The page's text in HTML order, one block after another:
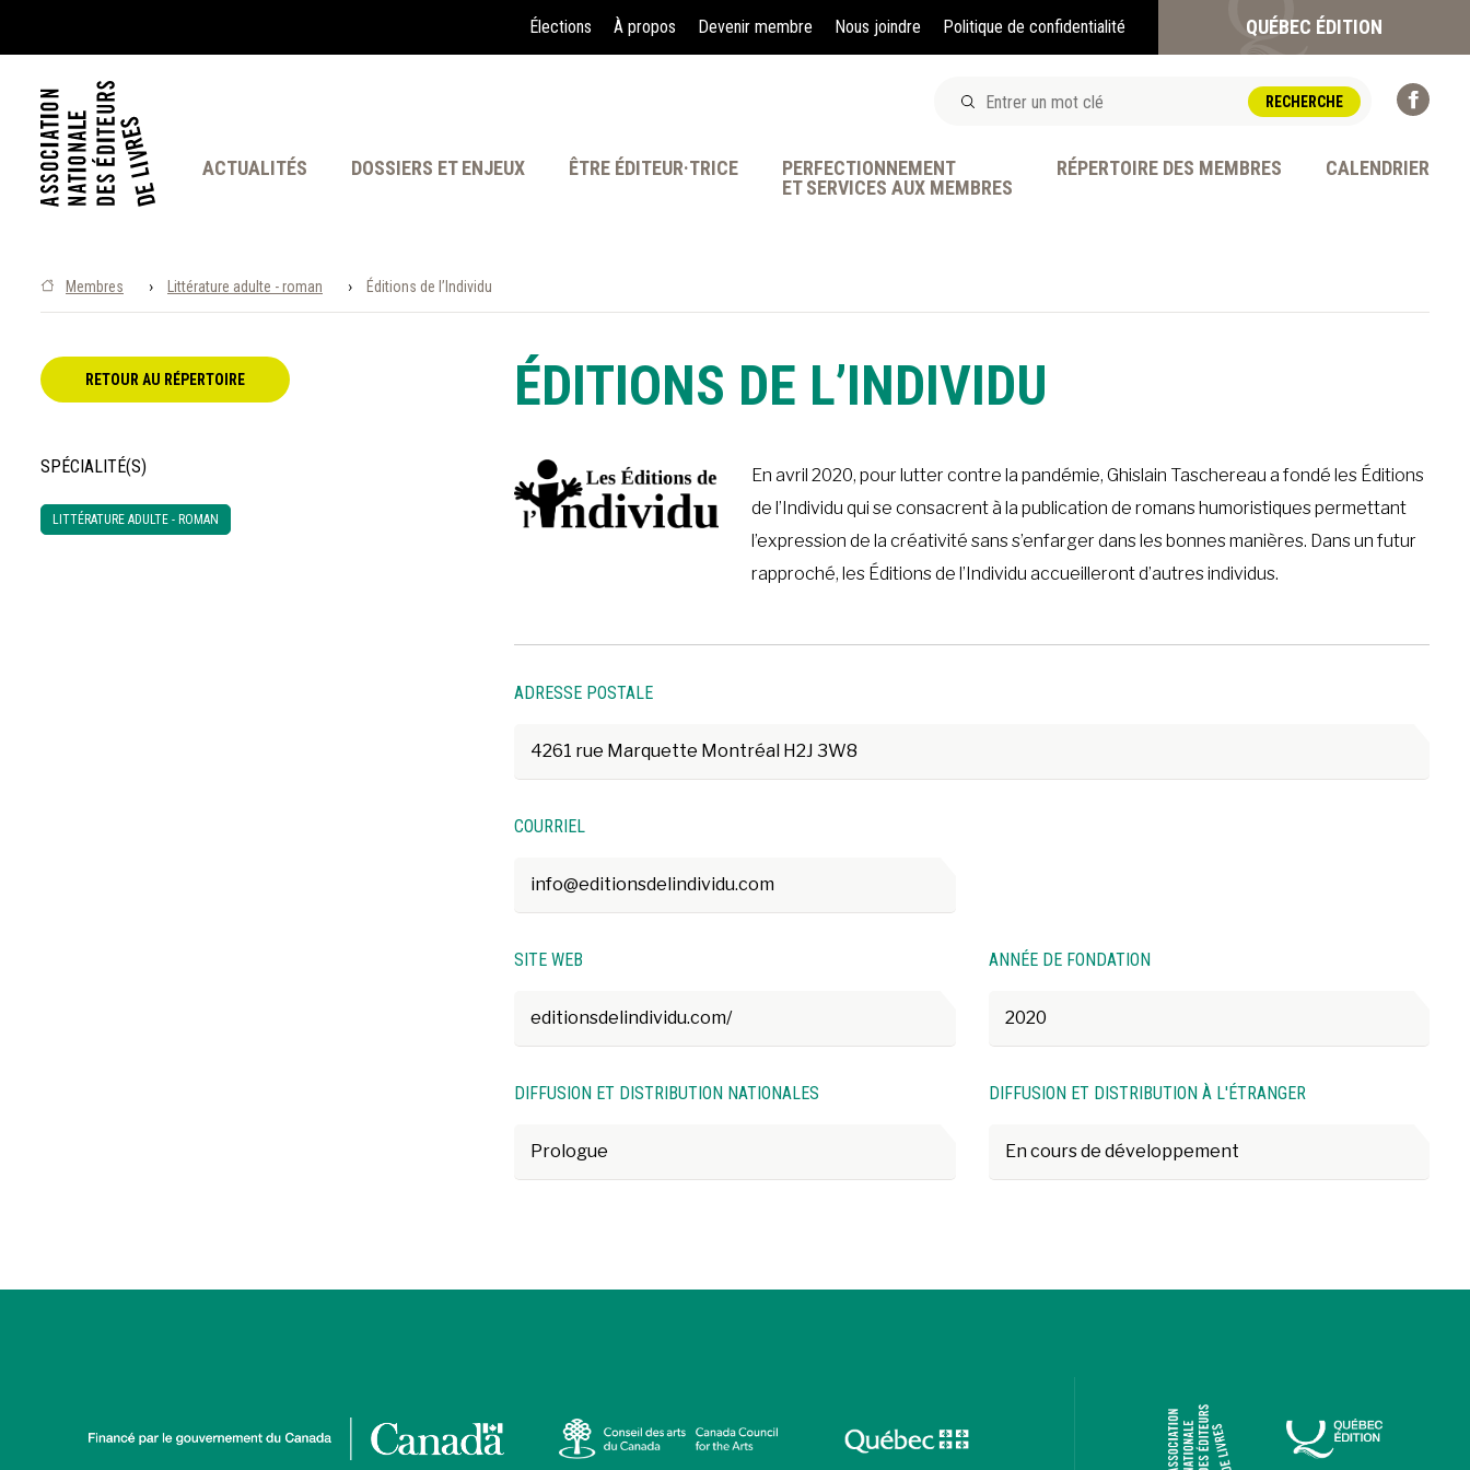
Élections À propos Devenir membre Nous joindre Politique de confidentialité QUÉBEC ÉDITION
ACTUALITÉS DOSSIERS ET ENJEUX ÊTRE ÉDITEUR·TRICE
PERFECTIONNEMENT
ET SERVICES AUX MEMBRES
À LA POINTE DE LA PROFESSION
RÉPERTOIRE DES MEMBRES CALENDRIER
Membres › Littérature adulte - roman › Éditions de l’Individu
ÉDITIONS DE L’INDIVIDU
En avril 2020, pour lutter contre la pandémie, Ghislain Taschereau a fondé les Éditions
de l’Individu qui se consacrent à la publication de romans humoristiques permettant
l’expression de la créativité sans s’enfarger dans les bonnes manières. Dans un futur
rapproché, les Éditions de l’Individu accueilleront d’autres individus.
ADRESSE POSTALE
4261 rue Marquette Montréal H2J 3W8
COURRIEL
info@editionsdelindividu.com
SITE WEB
editionsdelindividu.com/
ANNÉE DE FONDATION
2020
DIFFUSION ET DISTRIBUTION NATIONALES
Prologue
DIFFUSION ET DISTRIBUTION À L'ÉTRANGER
En cours de développement
RETOUR AU RÉPERTOIRE
SPÉCIALITÉ(S)
LITTÉRATURE ADULTE - ROMAN